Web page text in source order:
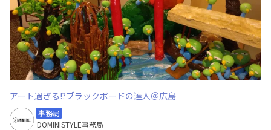
アート過ぎる!?ブラックボードの達人＠広島
事務局
DOMINISTYLE事務局